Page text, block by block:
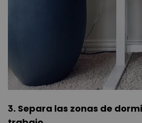
3. Separa las zonas de